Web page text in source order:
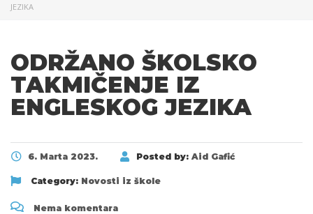
JEZIKA
ODRŽANO ŠKOLSKO
TAKMIČENJE IZ
ENGLESKOG JEZIKA
6. Marta 2023. Posted by: Aid Gafić
Category: Novosti iz škole
Nema komentara